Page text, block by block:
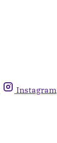
Instagram